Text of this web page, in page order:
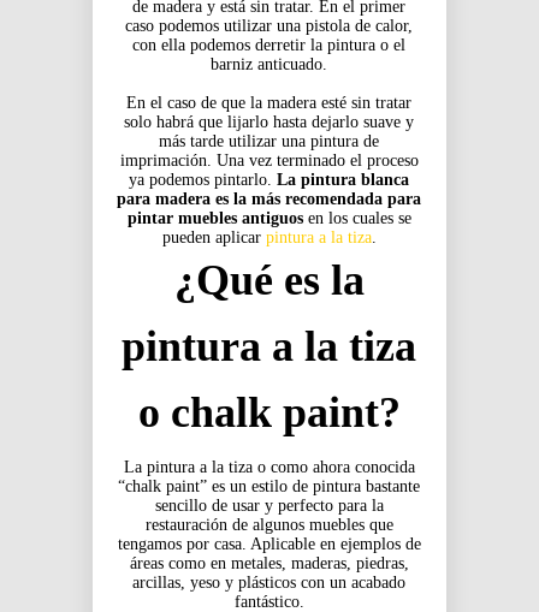
de madera y está sin tratar. En el primer
caso podemos utilizar una pistola de calor,
con ella podemos derretir la pintura o el
barniz anticuado.
En el caso de que la madera esté sin tratar
solo habrá que lijarlo hasta dejarlo suave y
más tarde utilizar una pintura de
imprimación. Una vez terminado el proceso
ya podemos pintarlo.La pintura blanca
para madera es la más recomendada para
pintar muebles antiguosen los cuales se
pueden aplicar pintura a la tiza.
¿Qué es la
pintura a la tiza
o chalk paint?
La pintura a la tiza o como ahora conocida
“chalk paint” es un estilo de pintura bastante
sencillo de usar y perfecto para la
restauración de algunos muebles que
tengamos por casa. Aplicable en ejemplos de
áreas como en metales, maderas, piedras,
arcillas, yeso y plásticos con un acabado
fantástico.